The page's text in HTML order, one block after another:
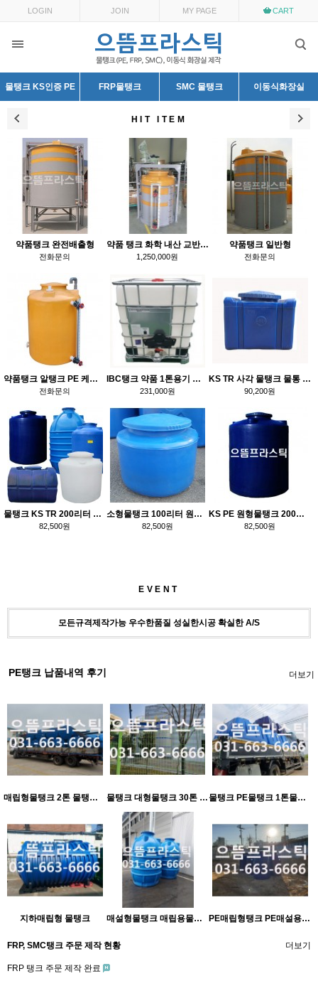
LOGIN JOIN MY PAGE CART
물탱크 KS인증 PE FRP물탱크 SMC 물탱크 이동식화장실
HIT ITEM
약품탱크 완전배출형
전화문의
약품 탱크 화학 내산 교반기 부착형 대형 PE저장
1,250,000원
약품탱크 일반형
전화문의
약품탱크 알탱크 PE 케미칼
전화문의
IBC탱크 약품 1톤용기 통 1톤
231,000원
KS TR 사각 물탱크 물통 0.2톤 200리터 PE FRP물탱크
90,200원
물탱크 KS TR 200리터 원형 PE 플라스틱 물통
82,500원
소형물탱크 100리터 원형 KS PE 물통
82,500원
KS PE 원형물탱크 200리터 대형물탱크 대형물통 식수물탱크 농업용물통 농약통 FRP물탱크
82,500원
EVENT
모든규격제작가능 우수한품질 성실한시공 확실한 A/S
PE탱크 납품내역 후기 더보기
매립형물탱크 2톤 물탱크 시공 매립형 물탱크 설치 물탱크 용량 계산 매립형 물탱크 가격 물탱크 유지보수​ 물탱크 대형물탱크 30톤 납품완료 물탱크 PE물탱크 1톤물탱크 2톤물탱크 3톤물탱크 4톤물탱크 5톤물탱크 6톤물탱크 7톤물탱크 8톤물탱크 9톤물탱크 10톤물탱크 15톤물탱크 20톤물탱크 30톤물탱크
지하매립형 물탱크 매설형물탱크 매립용물탱크 지하물탱크 지하매설물탱크 매설용물탱크 PE매립형탱크 PE매설용탱크 PE지하탱크 인천매설형탱크 부천매설형탱크
FRP, SMC탱크 주문 제작 현황
FRP 탱크 주문 제작 완료
더보기